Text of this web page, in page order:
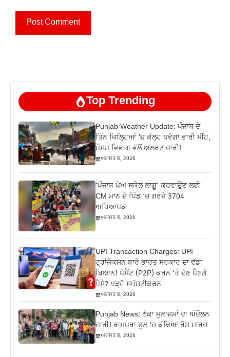
Top Trending
Punjab Weather Update: ਪੰਜਾਬ ਦੇ
ਤਿੰਨ ਜ਼‍ਿਲ੍ਹਿਆਂ ‘ਚ ਕੱਲ੍ਹ ਪਵੇਗਾ ਭਾਰੀ ਮੀਂਹ,
ਮੌਸਮ ਵਿਭਾਗ ਵੱਲੋਂ ਅਲਰਟ ਜਾਰੀ!
ਅਗਸਤ 8, 2026
‘ਪੰਜਾਬ ਪੇਅ ਸਕੇਲ ਲਾਗੂ’ ਕਰਵਾਉਣ ਲਈ
CM ਮਾਨ ਦੇ ਪਿੰਡ ‘ਚ ਗਰਜੇ 3704
ਅਧਿਆਪਕ
ਅਗਸਤ 8, 2026
UPI Transaction Charges: UPI
ਟ੍ਰਾਂਜੈਕਸ਼ਨ ਬਾਰੇ ਭਾਰਤ ਸਰਕਾਰ ਦਾ ਵੱਡਾ
ਬਿਆਨ! ਪੇਮੈਂਟ (P2P) ਕਰਨ ‘ਤੇ ਦੇਣ ਪੈਣਗੇ
ਪੈਸੇ? ਪੜ੍ਹੋ ਸਪੱਸ਼ਟੀਕਰਨ
ਅਗਸਤ 8, 2026
Punjab News: ਠੇਕਾ ਮੁਲਾਜ਼ਮਾਂ ਦਾ ਅੰਦੋਲਨ
ਜਾਰੀ! ਰਾਮਪੁਰਾ ਫੂਲ ‘ਚ ਕੱਢਿਆ ਰੋਸ ਮਾਰਚ
ਅਗਸਤ 8, 2026